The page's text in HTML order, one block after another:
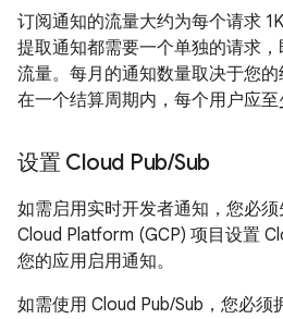
订阅通知的流量大约为每个请求
提取通知都需要一个单独的请求
流量。每月的通知数量取决于您的
在一个结算周期内，每个用户应至
设置 Cloud Pub/Sub
如需启用实时开发者通知，您必
Cloud Platform (GCP) 项目设置
您的应用启用通知。
如需使用 Cloud Pub/Sub，您必须